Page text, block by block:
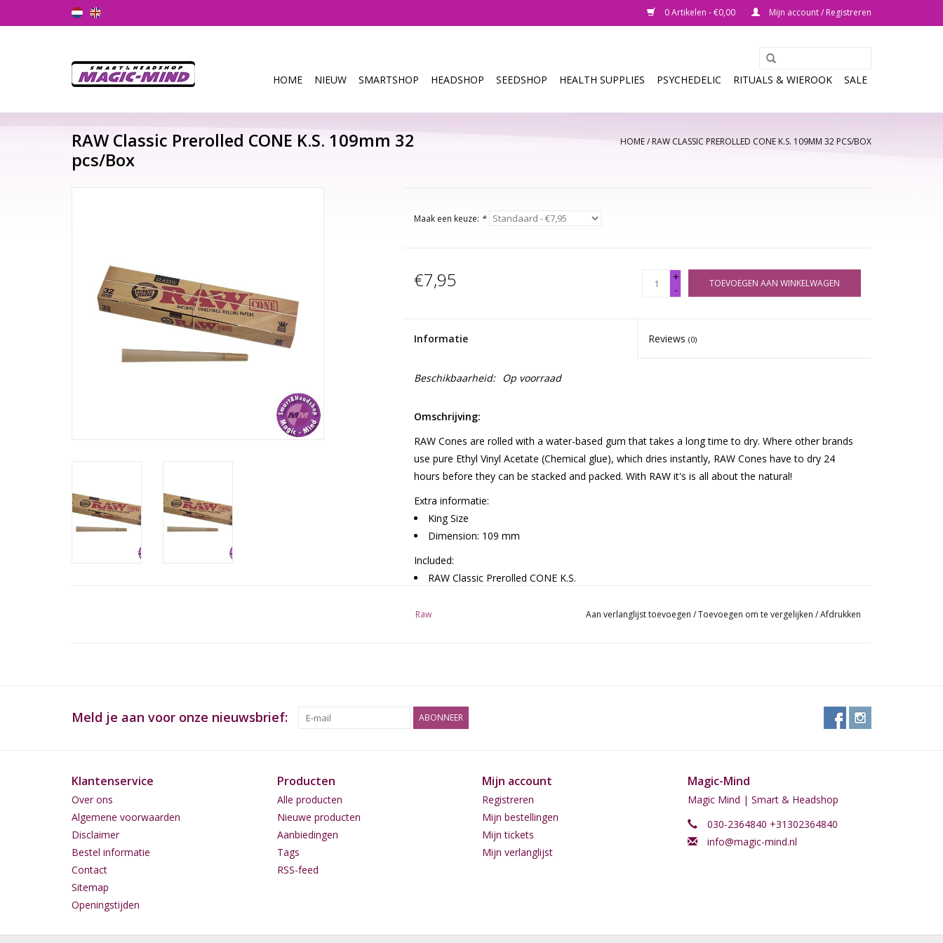
0 Artikelen - €0,00 Mijn account / Registreren
HOME NIEUW SMARTSHOP HEADSHOP SEEDSHOP HEALTH SUPPLIES PSYCHEDELIC RITUALS & WIEROOK SALE
RAW Classic Prerolled CONE K.S. 109mm 32
pcs/Box
HOME/RAW CLASSIC PREROLLED CONE K.S. 109MM 32 PCS/BOX
Maak een keuze: *
€7,95
+
-
TOEVOEGEN AAN WINKELWAGEN
Informatie Reviews(0)
Beschikbaarheid: Op voorraad
Omschrijving:
RAW Cones are rolled with a water-based gum that takes a long time to dry. Where other brands
use pure Ethyl Vinyl Acetate (Chemical glue), which dries instantly, RAW Cones have to dry 24
hours before they can be stacked and packed. With RAW it's is all about the natural!
Extra informatie:
King Size
Dimension: 109 mm
Included:
RAW Classic Prerolled CONE K.S.
Raw Aan verlanglijst toevoegen /Toevoegen om te vergelijken /Afdrukken
Meld je aan voor onze nieuwsbrief: ABONNEER
Klantenservice
Over ons
Algemene voorwaarden
Disclaimer
Bestel informatie
Contact
Sitemap
Openingstijden
Producten
Alle producten
Nieuwe producten
Aanbiedingen
Tags
RSS-feed
Mijn account
Registreren
Mijn bestellingen
Mijn tickets
Mijn verlanglijst
Magic-Mind
Magic Mind | Smart & Headshop
030-2364840 +31302364840
info@magic-mind.nl